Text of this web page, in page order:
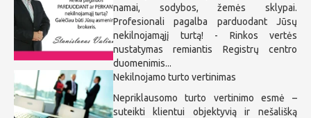
namai, sodybos, žemės sklypai.
Profesionali pagalba parduodant Jūsų
nekilnojamąjį turtą! - Rinkos vertės
nustatymas remiantis Registrų centro
duomenimis...
Nekilnojamo turto vertinimas
Nepriklausomo turto vertinimo esmė –
suteikti klientui objektyvią ir nešališką